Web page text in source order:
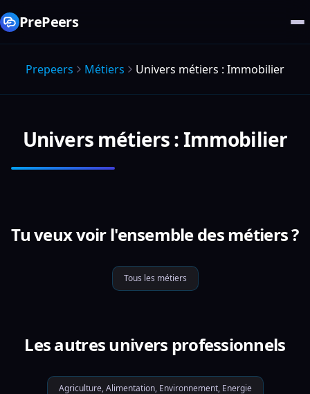
PrePeers
Prepeers Métiers Univers métiers : Immobilier
Univers métiers : Immobilier
Tu veux voir l'ensemble des métiers ?
Tous les métiers
Les autres univers professionnels
Agriculture, Alimentation, Environnement, Energie